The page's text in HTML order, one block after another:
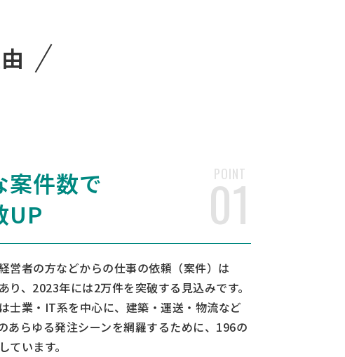
POINT
01
案件数で
UP
営者の方などからの仕事の依頼（案件）は
り、2023年には2万件を突破する見込みです。
士業・IT系を中心に、建築・運送・物流など
あらゆる発注シーンを網羅するために、196の
ています。